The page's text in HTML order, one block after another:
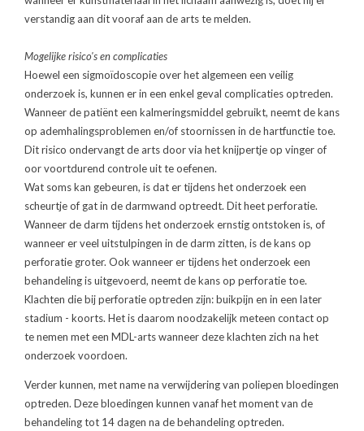
verstandig aan dit vooraf aan de arts te melden.
Mogelijke risico's en complicaties
Hoewel een sigmoïdoscopie over het algemeen een veilig
onderzoek is, kunnen er in een enkel geval complicaties optreden.
Wanneer de patiënt een kalmeringsmiddel gebruikt, neemt de kans
op ademhalingsproblemen en/of stoornissen in de hartfunctie toe.
Dit risico ondervangt de arts door via het knijpertje op vinger of
oor voortdurend controle uit te oefenen.
Wat soms kan gebeuren, is dat er tijdens het onderzoek een
scheurtje of gat in de darmwand optreedt. Dit heet perforatie.
Wanneer de darm tijdens het onderzoek ernstig ontstoken is, of
wanneer er veel uitstulpingen in de darm zitten, is de kans op
perforatie groter. Ook wanneer er tijdens het onderzoek een
behandeling is uitgevoerd, neemt de kans op perforatie toe.
Klachten die bij perforatie optreden zijn: buikpijn en in een later
stadium - koorts. Het is daarom noodzakelijk meteen contact op
te nemen met een MDL-arts wanneer deze klachten zich na het
onderzoek voordoen.
Verder kunnen, met name na verwijdering van poliepen bloedingen
optreden. Deze bloedingen kunnen vanaf het moment van de
behandeling tot 14 dagen na de behandeling optreden.